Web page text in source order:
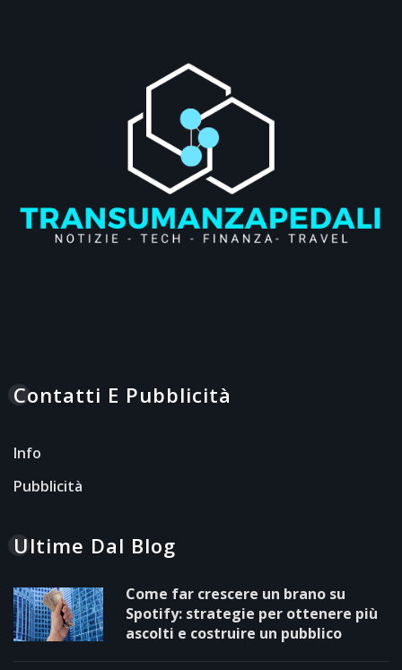
Contatti E Pubblicità
Info
Pubblicità
Ultime Dal Blog
Come far crescere un brano su
Spotify: strategie per ottenere più
ascolti e costruire un pubblico